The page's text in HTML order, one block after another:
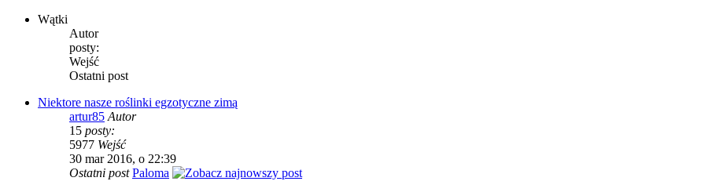
Wątki
Autor
posty:
Wejść
Ostatni post
Niektore nasze roślinki egzotyczne zimą
artur85 Autor
15 posty:
5977 Wejść
30 mar 2016, o 22:39
Ostatni postPaloma